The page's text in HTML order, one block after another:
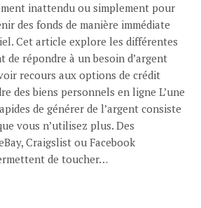
inattendu ou simplement pour
des fonds de manière immédiate
Cet article explore les différentes
de répondre à un besoin d’argent
recours aux options de crédit
des biens personnels en ligne L’une
de générer de l’argent consiste
vous n’utilisez plus. Des
Craigslist ou Facebook
de toucher…